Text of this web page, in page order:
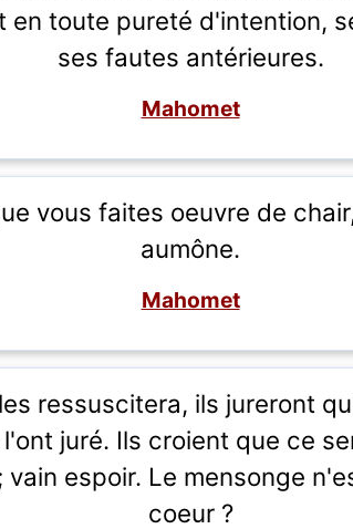
en toute pureté d'intention,
ses fautes antérieures.
Mahomet
vous faites oeuvre de
aumône.
Mahomet
ressuscitera, ils jureront
juré. Ils croient que ce
vain espoir. Le mensonge
coeur ?